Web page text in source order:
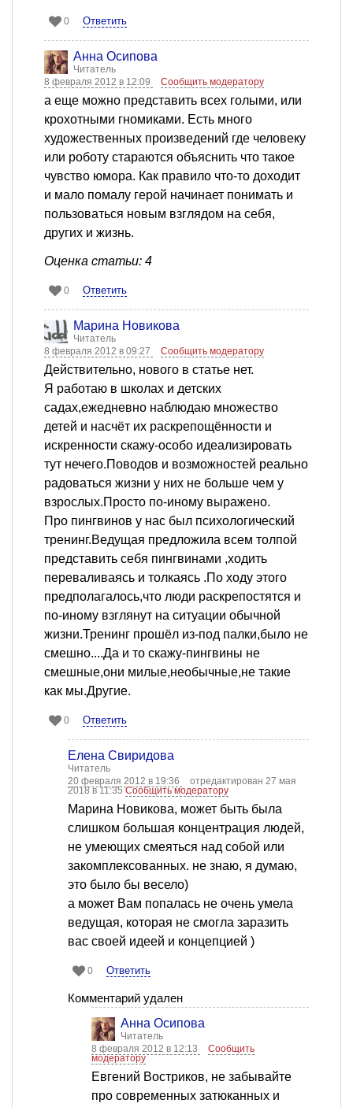
0 Ответить
Анна Осипова
Читатель
8 февраля 2012 в 12:09
Сообщить модератору
а еще можно представить всех голыми, или
крохотными гномиками. Есть много
художественных произведений где человеку
или роботу стараются объяснить что такое
чувство юмора. Как правило что-то доходит
и мало помалу герой начинает понимать и
пользоваться новым взглядом на себя,
других и жизнь.
Оценка статьи: 4
0 Ответить
Марина Новикова
Читатель
8 февраля 2012 в 09:27
Сообщить модератору
Действительно, нового в статье нет.
Я работаю в школах и детских
садах,ежедневно наблюдаю множество
детей и насчёт их раскрепощённости и
искренности скажу-особо идеализировать
тут нечего.Поводов и возможностей реально
радоваться жизни у них не больше чем у
взрослых.Просто по-иному выражено.
Про пингвинов у нас был психологический
тренинг.Ведущая предложила всем толпой
представить себя пингвинами ,ходить
переваливаясь и толкаясь .По ходу этого
предполагалось,что люди раскрепостятся и
по-иному взглянут на ситуации обычной
жизни.Тренинг прошёл из-под палки,было не
смешно....Да и то скажу-пингвины не
смешные,они милые,необычные,не такие
как мы.Другие.
0 Ответить
Елена Свиридова
Читатель
20 февраля 2012 в 19:36
отредактирован 27 мая
2018 в 11:35Сообщить модератору
Марина Новикова, может быть была
слишком большая концентрация людей,
не умеющих смеяться над собой или
закомплексованных. не знаю, я думаю,
это было бы весело)
а может Вам попалась не очень умела
ведущая, которая не смогла заразить
вас своей идеей и концепцией )
0 Ответить
Комментарий удален
Анна Осипова
Читатель
8 февраля 2012 в 12:13
Сообщить
модератору
Евгений Востриков, не забывайте
про современных затюканных и